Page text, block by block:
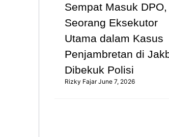
Sempat Masuk DPO,
Seorang Eksekutor
Utama dalam Kasus
Penjambretan di
Dibekuk Polisi
Rizky FajarJune 7, 2026